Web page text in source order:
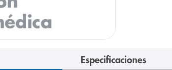
Especificaciones